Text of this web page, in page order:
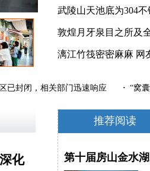
已封闭，相关部门迅速响应 “窝
化
推荐阅读
第十届房山金水